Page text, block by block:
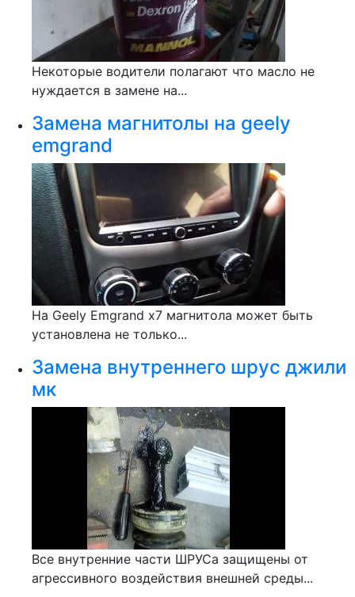
Некоторые водители полагают что масло не
нуждается в замене на...
Замена магнитолы на geely
emgrand
На Geely Emgrand x7 магнитола может быть
установлена не только...
Замена внутреннего шрус джили
мк
Все внутренние части ШРУСа защищены от
агрессивного воздействия внешней среды...